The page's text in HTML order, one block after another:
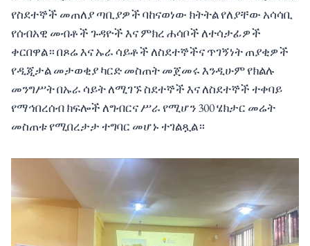
የስደተኞች መጠለያ ጣቢያዎች ባከናወነው ክትትል የለያቸው አሳሳቢ
የሰብአዊ መብቶች ጉዳዮች እና ምክረ ሐሳቦች ለተሳታፊዎች
ቀርበዋል። በጾሬ እና ኡራ ሳይቶች ለስደተኞችና ጥገኝነት ጠያቂዎች
የዲጂታል መታወቂያ ካርድ መስጠት መጀመሩ እንዲሁም የክልሉ
መንግሥት በኡራ ሳይት ለሚገኙ ስደተኞች እና ለስደተኞች ተቀባይ
የማኅበረሰብ ክፍሎች ለግብርና ሥራ የሚሆን 300 ሄክታር መሬት
መስጠቱ የሚበረታታ ተግባር መሆኑ ተገልጿል።